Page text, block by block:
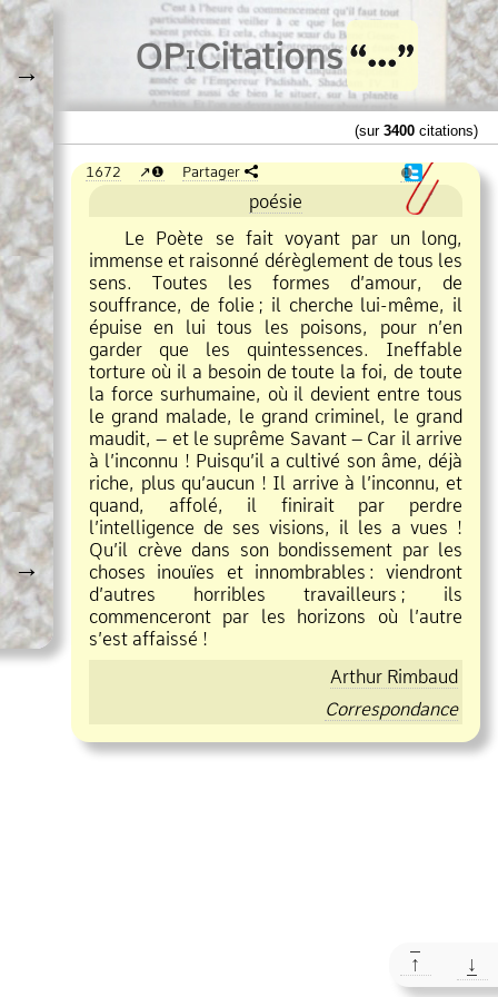
→
→
OPiCitations
(sur 3400 citations)
1672 ❶ Partager ❶
poésie
Le Poète se fait voyant par un long,
immense et raisonné dérèglement de tous les
sens. Toutes les formes d’amour, de
souffrance, de folie ; il cherche lui même, il
épuise en lui tous les poisons, pour n’en
garder que les quintessences. Ineffable
torture où il a besoin de toute la foi, de toute
la force surhumaine, où il devient entre tous
le grand malade, le grand criminel, le grand
maudit, – et le suprême Savant – Car il arrive
à l’inconnu ! Puisqu’il a cultivé son âme, déjà
riche, plus qu’aucun ! Il arrive à l’inconnu, et
quand, affolé, il finirait par perdre
l’intelligence de ses visions, il les a vues !
Qu’il crève dans son bondissement par les
choses inouïes et innombrables : viendront
d’autres horribles travailleurs ; ils
commenceront par les horizons où l’autre
s’est affaissé !
Arthur Rimbaud
Correspondance
↑ ↓